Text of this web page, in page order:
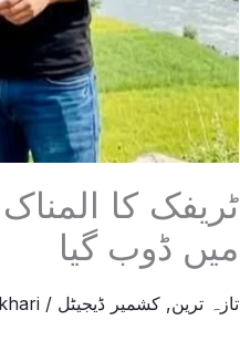
ٹریفک کا
میں ڈوب گیا
تازہ ترین, کشمیر ڈیجیٹل /